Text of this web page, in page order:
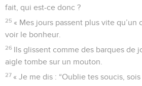
fait, qui est-ce donc ?
25 « Mes jours passent plus vite qu’un
voir le bonheur.
26 Ils glissent comme des barques de
aigle tombe sur un mouton.
27 « Je me dis : “Oublie tes soucis,